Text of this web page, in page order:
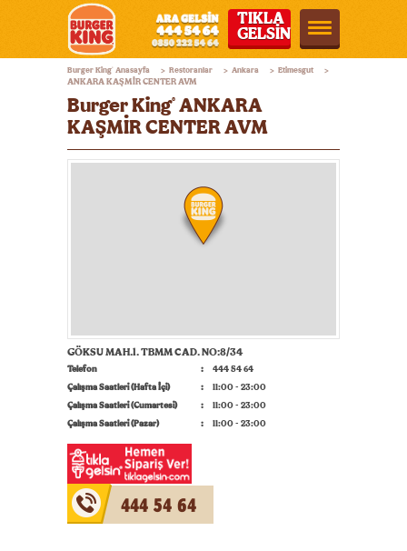
Burger
King®
Türkiye
TIKLA
GELSİN
Burger King® Anasayfa > Restoranlar > Ankara > Etimesgut >
ANKARA KAŞMİR CENTER AVM
Burger King® ANKARA
KAŞMİR CENTER AVM
GÖKSU MAH.1. TBMM CAD. NO:8/34
Telefon
444 54 64
Çalışma Saatleri (Hafta İçi)
11:00 - 23:00
Çalışma Saatleri (Cumartesi)
11:00 - 23:00
Çalışma Saatleri (Pazar)
11:00 - 23:00
444 54 64